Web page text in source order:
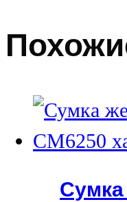
Сумка